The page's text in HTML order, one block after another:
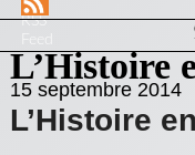
RSS
L’Histoire
15 septembre 2014
L’Histoire